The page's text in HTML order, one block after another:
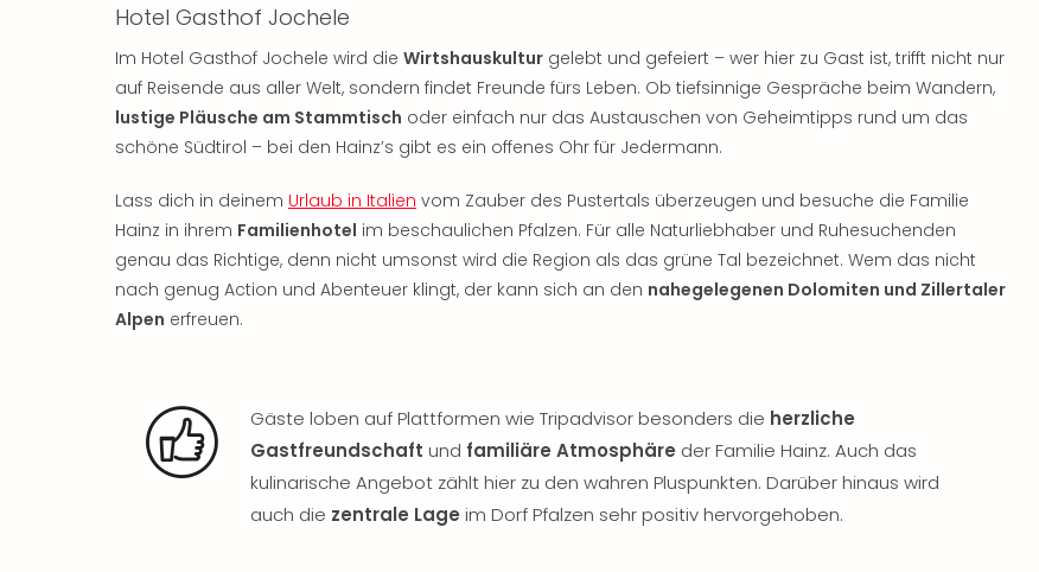
Hotel Gasthof Jochele
Im Hotel Gasthof Jochele wird die Wirtshauskultur gelebt und gefeiert – wer hier zu Gast ist, trifft nicht nur
auf Reisende aus aller Welt, sondern findet Freunde fürs Leben. Ob tiefsinnige Gespräche beim Wandern,
lustige Pläusche am Stammtisch oder einfach nur das Austauschen von Geheimtipps rund um das
schöne Südtirol – bei den Hainz’s gibt es ein offenes Ohr für Jedermann.
Lass dich in deinem Urlaub in Italien vom Zauber des Pustertals überzeugen und besuche die Familie
Hainz in ihrem Familienhotel im beschaulichen Pfalzen. Für alle Naturliebhaber und Ruhesuchenden
genau das Richtige, denn nicht umsonst wird die Region als das grüne Tal bezeichnet. Wem das nicht
nach genug Action und Abenteuer klingt, der kann sich an den nahegelegenen Dolomiten und Zillertaler
Alpen erfreuen.
Gäste loben auf Plattformen wie Tripadvisor besonders die herzliche
Gastfreundschaft und familiäre Atmosphäre der Familie Hainz. Auch das
kulinarische Angebot zählt hier zu den wahren Pluspunkten. Darüber hinaus wird
auch die zentrale Lage im Dorf Pfalzen sehr positiv hervorgehoben.